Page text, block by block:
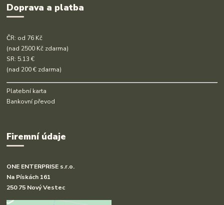
Doprava a platba
ČR: od 76 Kč
(nad 2500 Kč zdarma)
SR: 5.13 €
(nad 200 € zdarma)
Platební karta
Bankovní převod
Firemní údaje
ONE ENTERPRISE s.r.o.
Na Pískách 161
250 75 Nový Vestec